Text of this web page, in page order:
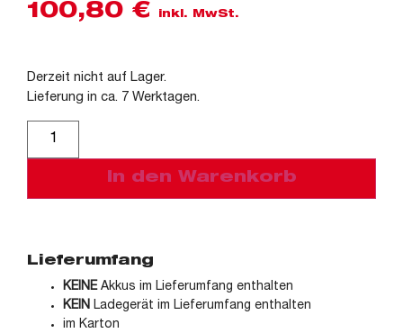
100,80 € inkl. MwSt.
Derzeit nicht auf Lager.
Lieferung in ca. 7 Werktagen.
In den Warenkorb
Lieferumfang
KEINEAkkus im Lieferumfang enthalten
KEIN Ladegerät im Lieferumfang enthalten
im Karton